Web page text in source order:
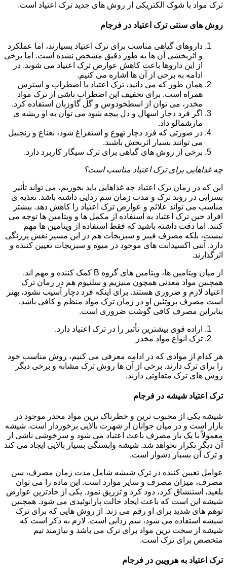
ترک مواد با شوک الکتریکی از روش های جدید ترک اعتیاد است.
روش های سنتی ترک اعتیاد در فرجام
داروهای گیاهی مناسب برای ترک اعتیاد بسیارند، اما عملکرد
و اثربخشی آن ها به طور دقیق مشخص نشده است. اما برخی
از این داروها باعث کاهش عوارض ترک اعتیاد می شوند. در
ادامه به برخی از آن ها اشاره می کنیم.
همان طور که می دانید، ترک اعتیاد با اضطراب و استرس
همراه است. برای تخفیف این اضطراب ناشی از ترک مواد
مخدر، می توان از اسطخودوس و گل گاوزبان استفاده کرد.
اگر فرد دچار اسهال و دل پیچه شود می توان به او ریشه ی
مارشمالو داد.
در صورتی که فرد دچار تهوع و استفراغ شود، نعناع و زنجبیل
می توانند بسیار اثربخش باشند.
برخی از روش های گیاهی برای ترک سیگار کاربرد دارد.
چه غذاهایی برای ترک اعتیاد مناسب است؟
این که در زمان ترک اعتیاد چه غذاهایی باید بخوریم، می تواند تأثیر
بسزایی در روند ترک و مدت زمان سم زدایی داشته باشد. تغذیه ی
مناسب می تواند علائم و عوارض ترک اعتیاد را کاهش دهد. بیشتر
افراد حین ترک اعتیاد به استفاده از مکمل ها و ویتامین ها توجه می
کنند. اما دقت داشته باشید که فقط استفاده از ویتامین ها مهم
نیست، بلکه مصرف فیبر و سبزیجات هم در این مسیر نقش پررنگی
دارد. آنتی اکسیدانت های موجود در میوه و سبزیجات تعیین کننده و
اثرگذارند.
از میان ویتامین ها، ویتامین های گروه B کمک کننده و مهم اند.
همچنین مواد معدنی همچون منیزیم و سلنیوم هم در زمان ترک
اعتیاد لازم و ضروری هستند. برای اینکه فرد دچار آسیب نشود، بهتر
است مصرف پروتئین او در زمان ترک مواد منظم و کافی باشد.
بنابراین مصرف کافی گوشت ضروری است.
اراده قوی بیشترین تأثیر را در ترک اعتیاد دارد.
ترک انواع مواد مخدر
هر کدام از موادی که در ادامه معرفی می کنیم، روش مناسب خود
را برای ترک دارند. برخی از آن ها روش ترک مشابه و برخی دیگر
روش های ترک متفاوتی دارند.
ترک اعتیاد شیشه در فرجام
شیشه یکی از محبوب ترین و خطرناک ترین مواد مخدر موجود در
بازار است و در میان جوانان از شهرت بالایی برخوردار است. شیشه
معمولاً با یک بار مصرف باعث اعتیاد می شود و سرخوشی ناشی از
آن دیگر تکرار نخواهد شد. شیشه وابستگی بسیار بالایی ایجاد می کند
و ترک آن بسیار دشوار است.
عوامل تعیین کننده در ترک شیشه شامل مدت زمان مصرف، سن
مصرف، میزان مصرف و سایر موارد است. این ماده را می توان
بلعید، استنشاق کرد، دود کرد و تزریق نمود. یکی از حادترین عوارض
شیشه این است که باعث ایجاد حالت پارانوئیدی می شود. همچنین
توهم های شدید برای او رقم می زند. از روش هایی که برای ترک
شیشه استفاده می شود، سم زدایی است. لازم به ذکر است که
شیشه از سخت ترین مواد برای ترک می باشد و نیازمند تیم
متخصص برای ترک است.
ترک اعتیاد به هرویین در فرجام